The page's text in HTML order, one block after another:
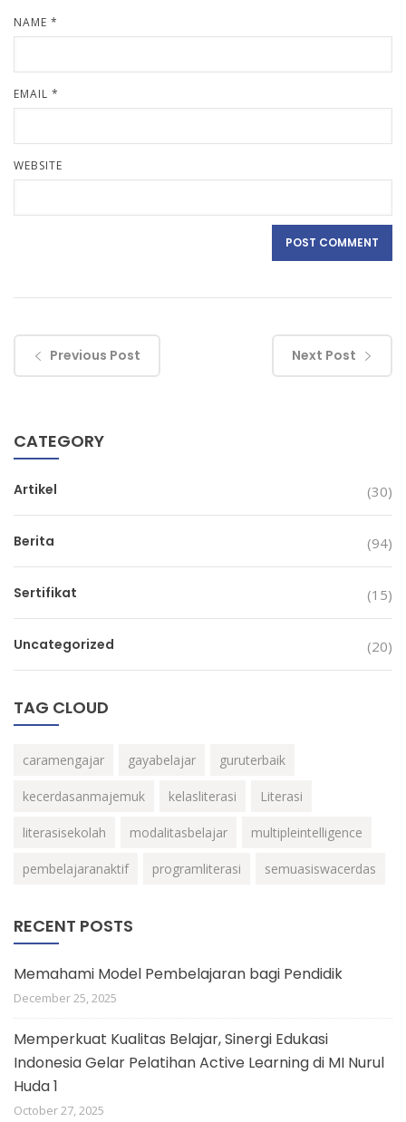
NAME *
EMAIL *
WEBSITE
Previous Post Next Post
CATEGORY
Artikel (30)
Berita (94)
Sertifikat (15)
Uncategorized (20)
TAG CLOUD
caramengajar gayabelajar guruterbaik
kecerdasanmajemuk kelasliterasi Literasi
literasisekolah modalitasbelajar multipleintelligence
pembelajaranaktif programliterasi semuasiswacerdas
RECENT POSTS
Memahami Model Pembelajaran bagi Pendidik
December 25, 2025
Memperkuat Kualitas Belajar, Sinergi Edukasi
Indonesia Gelar Pelatihan Active Learning di MI Nurul
Huda 1
October 27, 2025